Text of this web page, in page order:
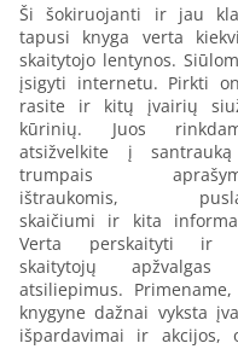
Ši šokiruojanti ir jau
tapusi knyga verta
skaitytojo lentynos.
įsigyti internetu. Pirkti
rasite ir kitų įvairių
kūrinių. Juos
atsižvelkite į
trumpais
ištraukomis,
skaičiumi ir kita
Verta perskaityti ir
skaitytojų apžvalgas
atsiliepimus. Primename,
knygyne dažnai vyksta
išpardavimai ir akcijos,